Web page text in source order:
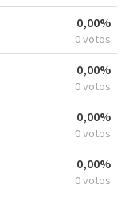
0,00%
0 votos
0,00%
0 votos
0,00%
0 votos
0,00%
0 votos